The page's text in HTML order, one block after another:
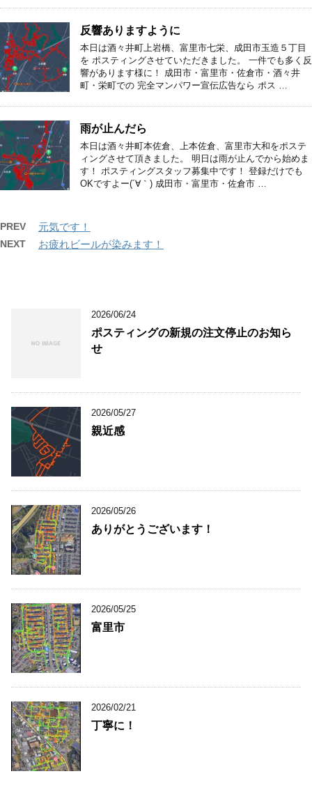
反響ありますように
本日は酒々井町上岩橋、富里市七栄、成田市玉造５丁目
を ポスティングさせていただきました。 一件でも多く反
響があります様に！ 成田市・富里市・佐倉市・酒々井
町・栄町での 完全マンパワー宣伝広告なら ポス …
雨が止んだら
本日は酒々井町本佐倉、上本佐倉、富里市大和をポステ
ィングさせて頂きました。 明日は雨が止んでから始めま
す！ ポスティングスタッフ募集中です！ 登録だけでも
OKですよー(´∀｀) 成田市・富里市・佐倉市 …
PREV 元気です！
NEXT お疲れビールが染みます！
2026/06/24
ポスティングの新規の注文停止のお知ら
せ
2026/05/27
親近感
2026/05/26
ありがとうございます！
2026/05/25
富里市
2026/02/21
丁寧に！